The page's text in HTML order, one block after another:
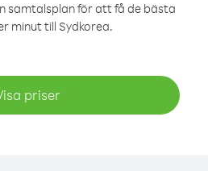
samtalsplan för att få de bästa
minut till Sydkorea.
priser